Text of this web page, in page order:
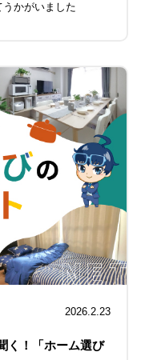
かがいました
2026.2.23
く！「ホーム選び